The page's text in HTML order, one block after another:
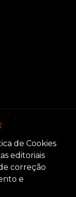
de Cookies
editoriais
correção
e